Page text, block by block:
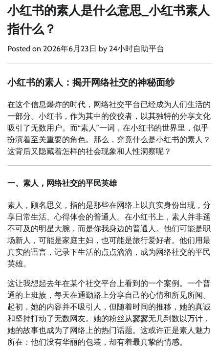
小红书的素人是什么意思_小红书素人
指什么？
Posted on 2026年6月23日 by 24小时自助平台
小红书的素人：揭开网络社交的神秘面纱
在这个信息爆炸的时代，网络社交平台已经成为人们生活的
一部分。小红书，作为其中的佼佼者，以其独特的分享文化
吸引了无数用户。而“素人”一词，在小红书的世界里，似乎
扮演着至关重要的角色。那么，究竟什么是小红书的素人？
这背后又隐藏着怎样的社会现象和人性洞察呢？
一、素人，网络社交的平民英雄
素人，顾名思义，指的是那些在网络上以真实身份出现，分
享日常生活、心得体会的普通人。在小红书上，素人并非遥
不可及的明星大腕，而是你我身边的普通人。他们可能是职
场新人，可能是家庭主妇，也可能是旅行爱好者。他们用最
真实的语言，记录下生活的点点滴滴，成为网络社交的平民
英雄。
这让我想起去年在某个社交平台上看到的一个案例。一个普
通的上班族，每天在通勤路上分享自己的心情和所见所闻。
起初，她的内容并不吸引人，但随着时间的推移，她的真诚
和坚持打动了无数网友。她的粉丝从寥寥无几到数以万计，
她的故事也成为了网络上的热门话题。这或许正是素人魅力
所在：他们没有华丽的包装，却有着最真挚的情感。